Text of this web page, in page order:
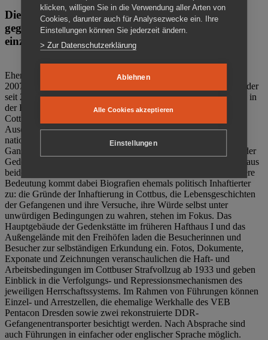
Die Gedenkstätte Zuchthaus Cottbus ist ein Ort
gegen das Vergessen. Anschaulich, nah und
einzigartig.
Ehemalige politische Häftlinge der DDR gründeten im Oktober
2007 den Verein Menschenrechtszentrum Cottbus e. V. (MRZ), der
seit 2011 Eigentümer des ehemaligen Gefängnisses (1860-2002) in
der Bautzener Straße und Träger der Gedenkstätte Zuchthaus
Cottbus ist. Im Zentrum der Arbeit der Gedenkstätte steht die
Auseinandersetzung mit politischem Unrecht während der
nationalsozialistischen Terrorherrschaft und der SED-Diktatur.
Ganzjährig zeigen mehrere Dauer- und Sonderausstellungen in der
Gedenkstätte Zuchthaus Cottbus Beispiele politischen Unrechts aus
beiden deutschen Diktaturen des 20. Jahrhunderts. Eine besondere
Bedeutung kommt dabei Biografien ehemals politisch Inhaftierter
zu: die Gründe der Inhaftierung in Cottbus, die Lebensgeschichten
der Gefangenen und ihre Versuche, ihre Würde selbst unter
unwürdigen Bedingungen zu wahren, stehen im Fokus. Das
Hauptgebäude der Gedenkstätte im früheren Hafthaus I und das
Außengelände mit den Freihöfen laden die Besucherinnen und
Besucher zur selbständigen Erkundung ein. Fotos, Dokumente,
Exponate und Zeichnungen veranschaulichen die Haft- und
Arbeitsbedingungen im Cottbuser Strafvollzug ab 1933 und geben
Einblick in die Verfolgungs- und Repressionsmechanismen des
jeweiligen Herrschaftssystems. Im Rahmen von Führungen können
Einzel- und Arrestzellen, die ehemalige Werkhalle des VEB
Pentacon Dresden sowie zwei rekonstruierte DDR-
Gefangenentransporter besichtigt werden. Nach Absprache sind
auch Führungen in einfacher oder englischer Sprache möglich.
klicken, willigen Sie in die Verwendung aller Arten von
Cookies, darunter auch für Analysezwecke ein. Ihre
Einstellungen können Sie jederzeit ändern.
> Zur Datenschutzerklärung
Ablehnen
Alle Cookies akzeptieren
Einstellungen